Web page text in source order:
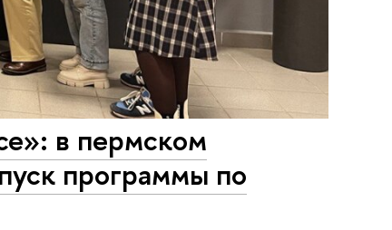
в пермском
программы по